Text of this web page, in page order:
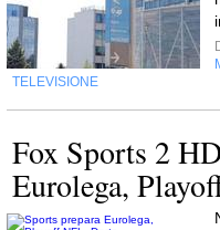
TELEVISIONE
Fox Sports 2
Eurolega,